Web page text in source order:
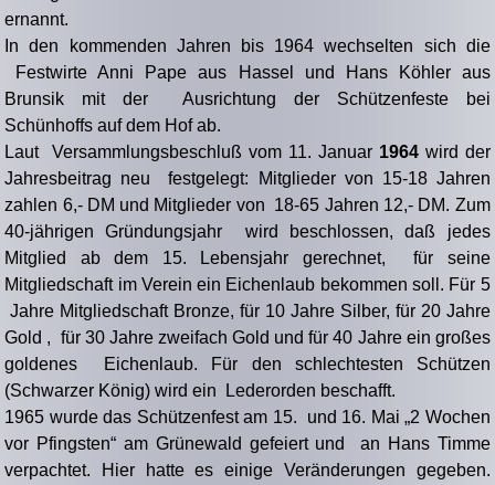
ernannt.
In den kommenden Jahren bis 1964 wechselten sich die
Festwirte Anni Pape aus Hassel und Hans Köhler aus
Brunsik mit der Ausrichtung der Schützenfeste bei
Schünhoffs auf dem Hof ab.
Laut Versammlungsbeschluß vom 11. Januar 1964wird der
Jahresbeitrag neu festgelegt: Mitglieder von 15-18 Jahren
zahlen 6,- DM und Mitglieder von 18-65 Jahren 12,- DM. Zum
40-jährigen Gründungsjahr wird beschlossen, daß jedes
Mitglied ab dem 15. Lebensjahr gerechnet, für seine
Mitgliedschaft im Verein ein Eichenlaub bekommen soll. Für 5
Jahre Mitgliedschaft Bronze, für 10 Jahre Silber, für 20 Jahre
Gold , für 30 Jahre zweifach Gold und für 40 Jahre ein großes
goldenes Eichenlaub. Für den schlechtesten Schützen
(Schwarzer König) wird ein Lederorden beschafft.
1965 wurde das Schützenfest am 15. und 16. Mai „2 Wochen
vor Pfingsten“ am Grünewald gefeiert und an Hans Timme
verpachtet. Hier hatte es einige Veränderungen gegeben.